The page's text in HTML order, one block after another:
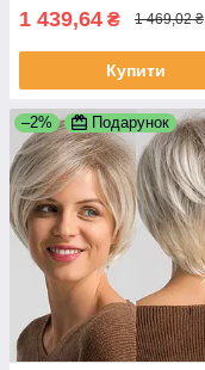
1 439,64 ₴ 1 469,02 ₴
Купити
–2% Подарунок